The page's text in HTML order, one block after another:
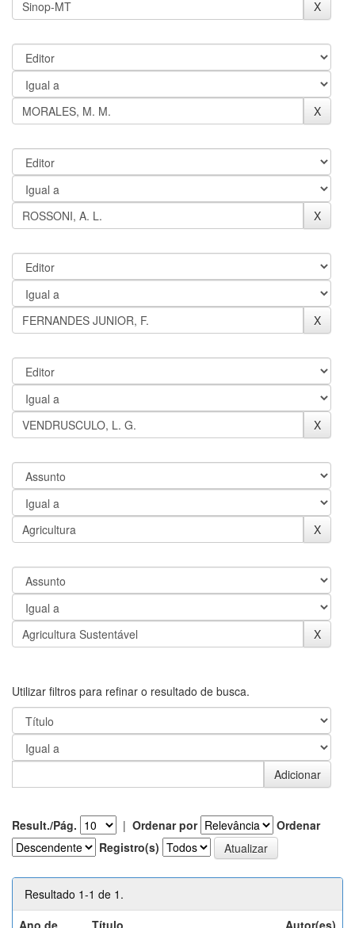
Utilizar filtros para refinar o resultado de busca.
Result./Pág. | Ordenar por
Ordenar
Registro(s)
Resultado 1-1 de 1.
Ano de
Título Autor(es)